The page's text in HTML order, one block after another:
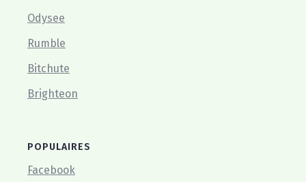
Odysee
Rumble
Bitchute
Brighteon
POPULAIRES
Facebook